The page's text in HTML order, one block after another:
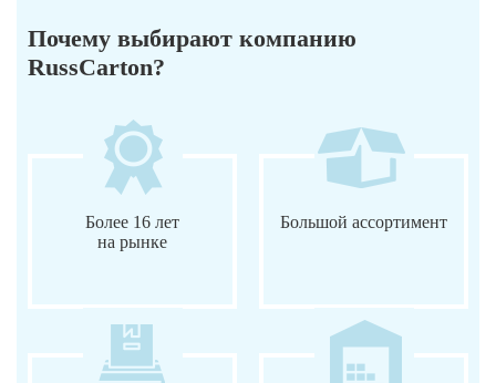
Почему выбирают компанию
RussCarton?
Более 16 лет
на рынке
Большой ассортимент